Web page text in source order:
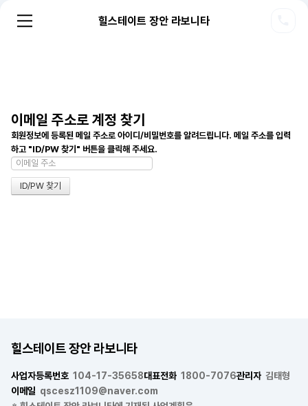
힐스테이트 장안 라보니타
이메일 주소로 계정 찾기
회원정보에 등록된 메일 주소로 아이디/비밀번호를 알려드립니다. 메일 주소를 입력
하고 "ID/PW 찾기" 버튼을 클릭해 주세요.
힐스테이트 장안 라보니타
사업자등록번호 104-17-35658대표전화 1800-7076관리자 김태형
이메일 qscesz1109@naver.com